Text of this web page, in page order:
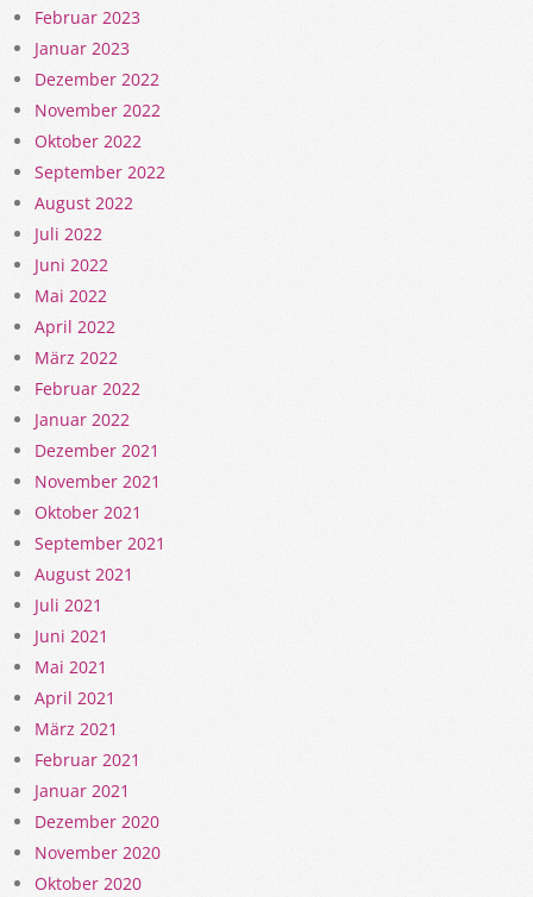
Februar 2023
Januar 2023
Dezember 2022
November 2022
Oktober 2022
September 2022
August 2022
Juli 2022
Juni 2022
Mai 2022
April 2022
März 2022
Februar 2022
Januar 2022
Dezember 2021
November 2021
Oktober 2021
September 2021
August 2021
Juli 2021
Juni 2021
Mai 2021
April 2021
März 2021
Februar 2021
Januar 2021
Dezember 2020
November 2020
Oktober 2020